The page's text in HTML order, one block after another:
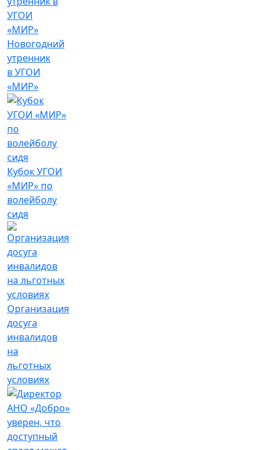
Новогодний
утренник
в УГОИ
«МИР»
Кубок УГОИ
«МИР» по
волейболу
сидя
Организация
досуга
инвалидов
на
льготных
условиях